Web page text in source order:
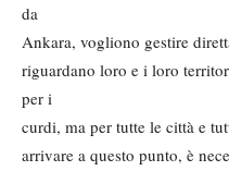
da
Ankara, vogliono gestire
riguardano loro e i loro
per i
curdi, ma per tutte le città e
arrivare a questo punto, è